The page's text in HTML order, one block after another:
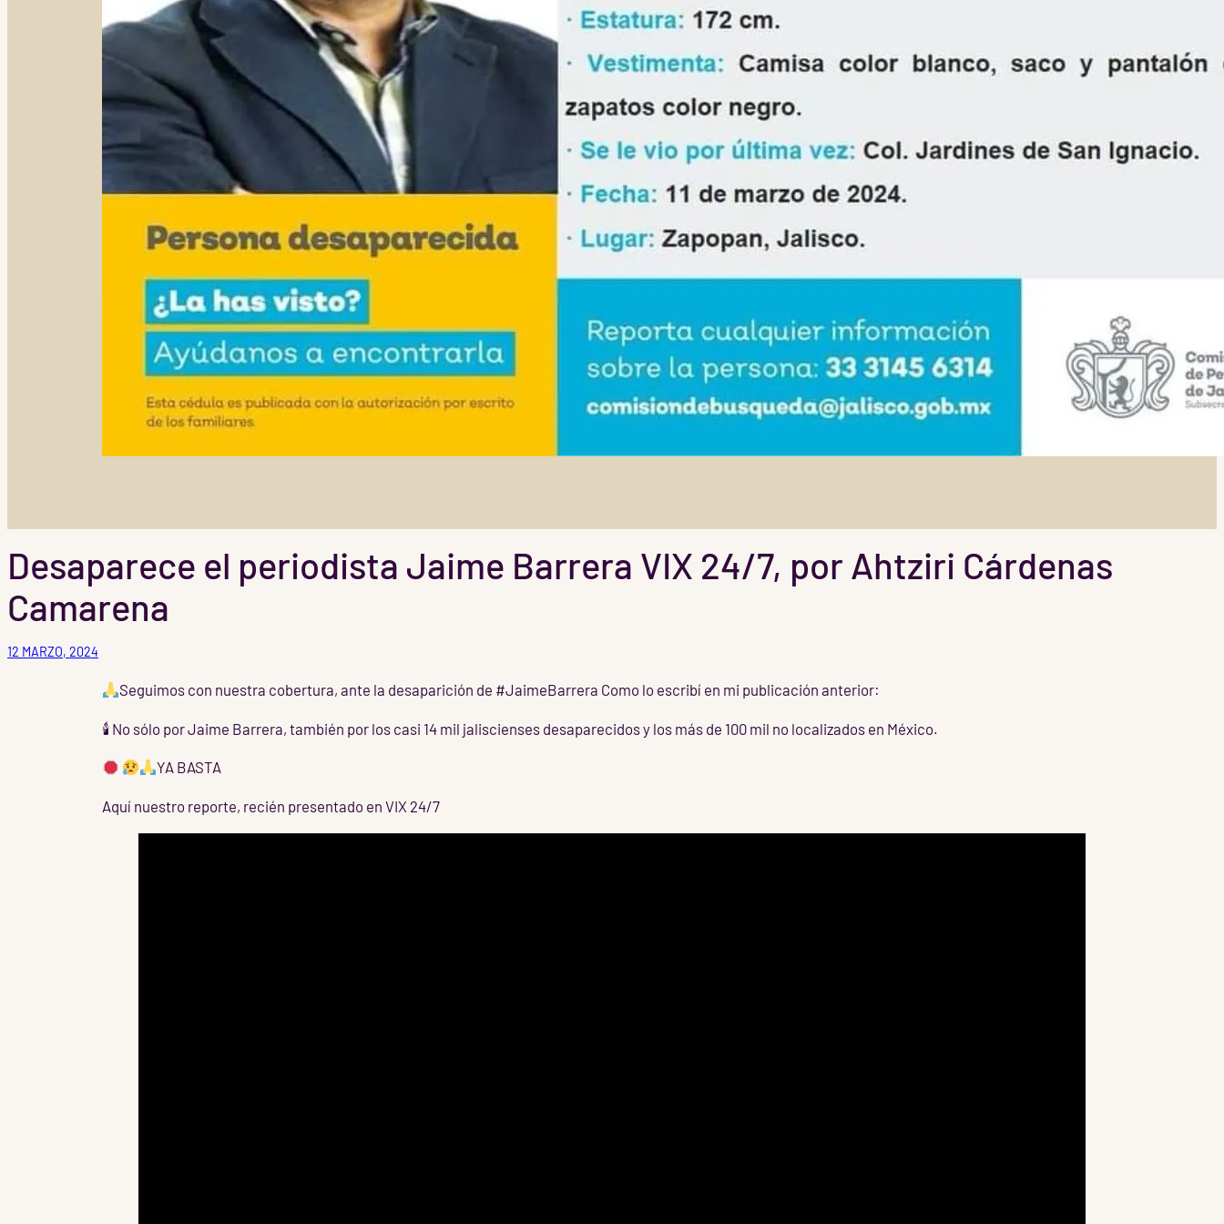
Desaparece el periodista Jaime Barrera VIX 24/7, por Ahtziri Cárdenas
Camarena
12 MARZO, 2024
Seguimos con nuestra cobertura, ante la desaparición de #JaimeBarrera Como lo escribí en mi publicación anterior:
🕯 No sólo por Jaime Barrera, también por los casi 14 mil jaliscienses desaparecidos y los más de 100 mil no localizados en México.
YA BASTA
Aquí nuestro reporte, recién presentado en VIX 24/7